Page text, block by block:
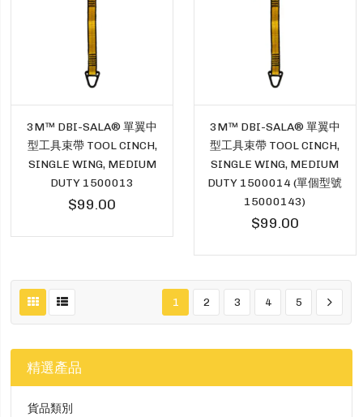
3M™ DBI-SALA® 單翼中
型工具束帶 TOOL CINCH,
SINGLE WING, MEDIUM
DUTY 1500013
$99.00
3M™ DBI-SALA® 單翼中
型工具束帶 TOOL CINCH,
SINGLE WING, MEDIUM
DUTY 1500014 (單個型號
15000143)
$99.00
1 2 3 4 5
精選產品
貨品類別